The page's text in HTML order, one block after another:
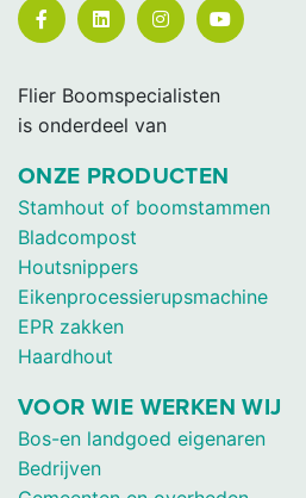
Flier Boomspecialisten
is onderdeel van
ONZE PRODUCTEN
Stamhout of boomstammen
Bladcompost
Houtsnippers
Eikenprocessierupsmachine
EPR zakken
Haardhout
VOOR WIE WERKEN WIJ
Bos-en landgoed eigenaren
Bedrijven